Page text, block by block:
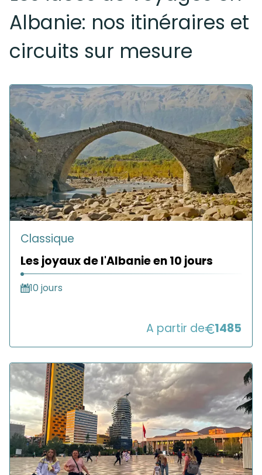
Albanie: nos itinéraires et
circuits sur mesure
Classique
Les joyaux de l'Albanie en 10 jours
10 jours
A partir de 1485